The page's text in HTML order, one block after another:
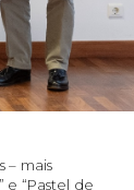
– mais
e “Pastel de